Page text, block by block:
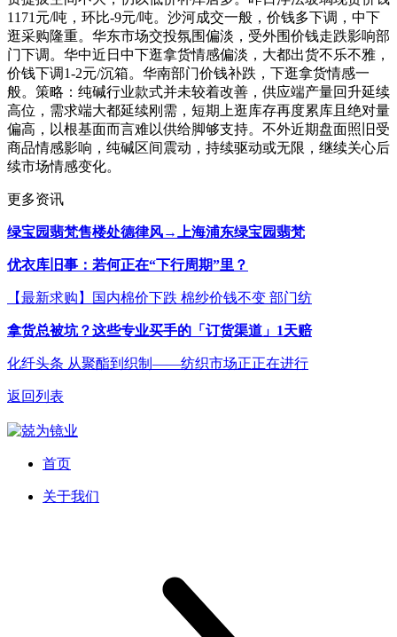
1171元/吨，环比-9元/吨。沙河成交一般，价钱多下调，中下
逛采购隆重。华东市场交投氛围偏淡，受外围价钱走跌影响部
门下调。华中近日中下逛拿货情感偏淡，大都出货不乐不雅，
价钱下调1-2元/沉箱。华南部门价钱补跌，下逛拿货情感一
般。策略：纯碱行业款式并未较着改善，供应端产量回升延续
高位，需求端大都延续刚需，短期上逛库存再度累库且绝对量
偏高，以根基面而言难以供给脚够支持。不外近期盘面照旧受
商品情感影响，纯碱区间震动，持续驱动或无限，继续关心后
续市场情感变化。
更多资讯
绿宝园翡梵售楼处德律风→上海浦东绿宝园翡梵
优衣库旧事：若何正在“下行周期”里？
【最新求购】国内棉价下跌 棉纱价钱不变 部门纺
拿货总被坑？这些专业买手的「订货渠道」1天赔
化纤头条 从聚酯到织制——纺织市场正正在进行
返回列表
首页
关于我们